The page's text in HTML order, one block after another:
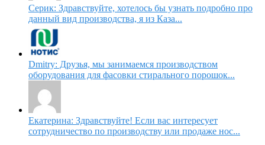
Серик: Здравствуйте, хотелось бы узнать подробно про
данный вид производства, я из Каза...
Dmitry: Друзья, мы занимаемся производством
оборудования для фасовки стирального порошок...
Екатерина: Здравствуйте! Если вас интересует
сотрудничество по производству или продаже нос...